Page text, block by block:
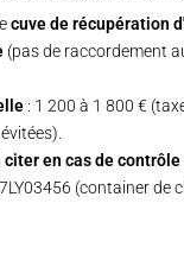
cuve de récupération
(pas de raccordement
: 1 200 à 1 800 €
en cas de contrôle
(container de